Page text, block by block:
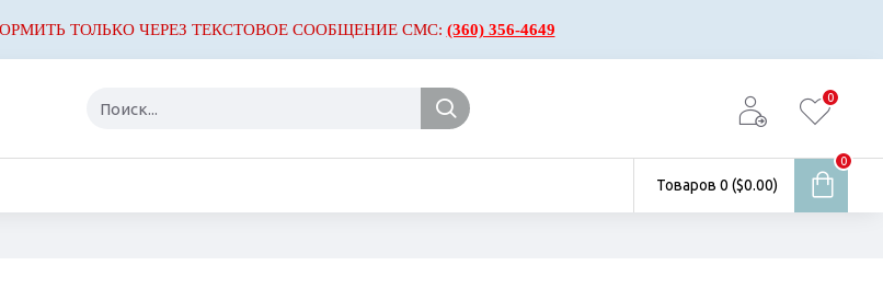
ТОЛЬКО ЧЕРЕЗ ТЕКСТОВОЕ СООБЩЕНИЕ СМС: (360) 356-4649
0
Товаров 0 ($0.00)
0